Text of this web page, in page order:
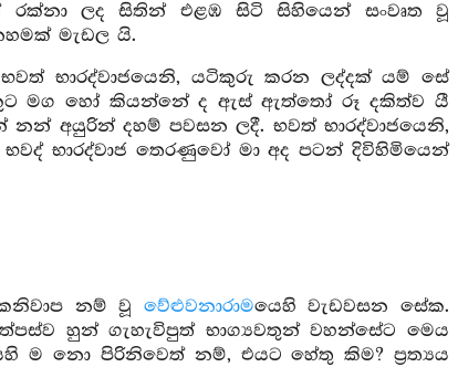
රක්නා ලද සිතින් එළඹ සිටි සිහියෙන් සංවෘත වූ
මැඩල යි.
භවත් භාරද්වාජයෙනි, යටිකුරු කරන ලද්දක් යම් සේ
මග හෝ කියන්නේ ද ඇස් ඇත්තෝ රූ දකිත්ව යී
අයුරින් දහම් පවසන ලදී. භවත් භාරද්වාජයෙනි,
භාරද්වාජ තෙරණුවෝ මා අද පටන් දිවිහිමියෙන්
නම් වූ වේළුවනාරාමයෙහි වැඩවසන සේක.
හුන් ගැහැවිපුත් භාග්‍යවතුන් වහන්සේට මෙය
ම නො පිරිනිවෙත් නම්, එයට හේතු කිම? ප්‍රත්‍යය